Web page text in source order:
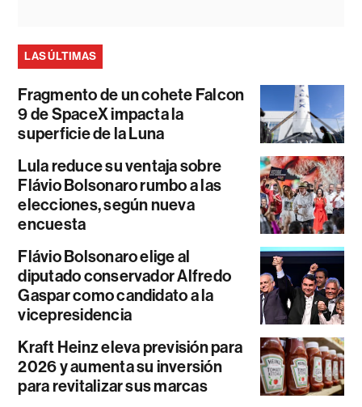
LAS ÚLTIMAS
Fragmento de un cohete Falcon
9 de SpaceX impacta la
superficie de la Luna
Lula reduce su ventaja sobre
Flávio Bolsonaro rumbo a las
elecciones, según nueva
encuesta
Flávio Bolsonaro elige al
diputado conservador Alfredo
Gaspar como candidato a la
vicepresidencia
Kraft Heinz eleva previsión para
2026 y aumenta su inversión
para revitalizar sus marcas